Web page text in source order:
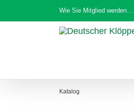
Inhalt
Wie Sie Mitglied werden…
Katalog